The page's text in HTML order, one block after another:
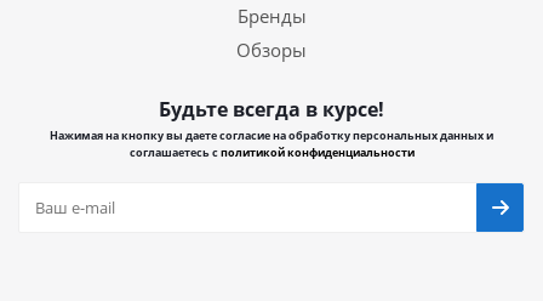
Бренды
Обзоры
Будьте всегда в курсе!
Нажимая на кнопку вы даете согласие на обработку персональных данных и
соглашаетесь сполитикой конфиденциальности